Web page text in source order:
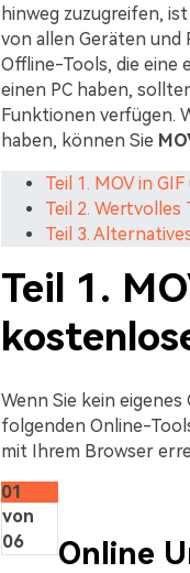
hinweg zuzugreifen, ist
von allen Geräten und
Offline-Tools, die eine
einen PC haben,
Funktionen verfügen.
haben, können Sie
Teil 1. MOV in
Teil 2. Wertvolles
Teil 3.
Teil 1.
Wenn Sie kein
folgenden Online-
mit Ihrem Browser
01
von
06
Online